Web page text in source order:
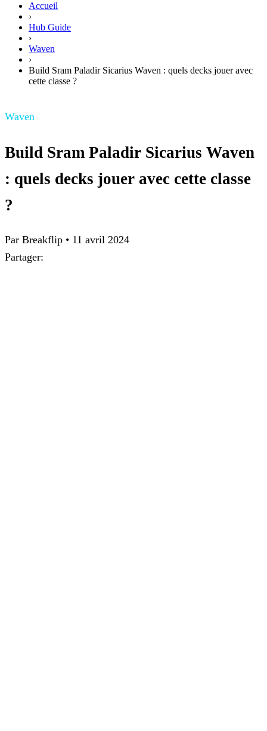
Accueil
›
Hub Guide
›
Waven
›
Build Sram Paladir Sicarius Waven : quels decks jouer avec
cette classe ?
Waven
Build Sram Paladir Sicarius Waven
: quels decks jouer avec cette classe
?
Par Breakflip • 11 avril 2024
Partager: